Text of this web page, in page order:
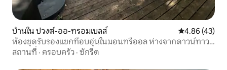
บ้านใน ปวงต์-ออ-ทรอมเบลส์ คะแนนเฉลี่ย
4.86 (43)
ห้องชุดรับรองแขกที่อบอุ่นในมอนทรีออล ห่างจากดาวน์ทาวน์
25 นาที
สถานที่ · ครอบครัว · ซักรีด